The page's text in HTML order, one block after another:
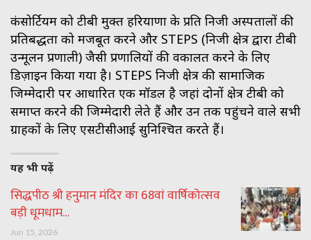
कंसोर्टियम को टीबी मुक्त हरियाणा के प्रति निजी अस्पतालों की
प्रतिबद्धता को मजबूत करने और STEPS (निजी क्षेत्र द्वारा टीबी
उन्मूलन प्रणाली) जैसी प्रणालियों की वकालत करने के लिए
डिज़ाइन किया गया है। STEPS निजी क्षेत्र की सामाजिक
जिम्मेदारी पर आधारित एक मॉडल है जहां दोनों क्षेत्र टीबी को
समाप्त करने की जिम्मेदारी लेते हैं और उन तक पहुंचने वाले सभी
ग्राहकों के लिए एसटीसीआई सुनिश्चित करते हैं।
यह भी पढ़ें
सिद्धपीठ श्री हनुमान मंदिर का 68वां वार्षिकोत्सव
बड़ी धूमधाम…
Jun 15, 2026